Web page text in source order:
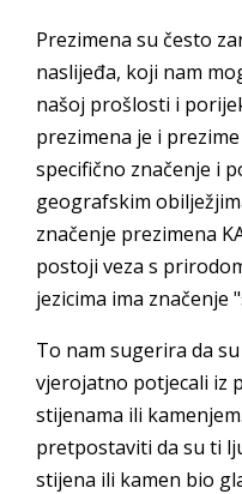
Prezimena su često
naslijeđa, koji nam
našoj prošlosti i
prezimena je i
specifično značenje i
geografskim
značenje prezimena
postoji veza s
jezicima ima značenje
To nam sugerira da
vjerojatno potjecali iz
stijenama ili
pretpostaviti da su ti
stijena ili kamen bio